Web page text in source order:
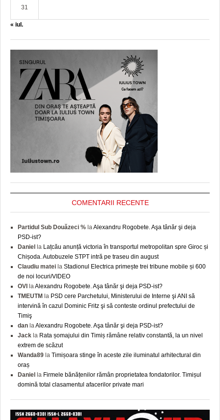
31
« iul.
COMENTARII RECENTE
Partidul Sub Douăzeci % la Alexandru Rogobete. Aşa tânăr şi deja
PSD-ist?
Daniel la Lațcău anunță victoria în transportul metropolitan spre Giroc și
Chișoda. Autobuzele STPT intră pe traseu din august
Claudiu matei la Stadionul Electrica primește trei tribune mobile și 600
de noi locuri/VIDEO
OVI la Alexandru Rogobete. Aşa tânăr şi deja PSD-ist?
TMEUTM la PSD cere Parchetului, Ministerului de Interne şi ANI să
intervină în cazul Dominic Fritz şi să conteste ordinul prefectului de
Timiş
dan la Alexandru Rogobete. Aşa tânăr şi deja PSD-ist?
Jack la Rata șomajului din Timiș rămâne relativ constantă, la un nivel
extrem de scăzut
Wanda89 la Timișoara stinge în aceste zile iluminatul arhitectural din
oraș
Daniel la Firmele bănățenilor rămân proprietatea fondatorilor. Timișul
domină total clasamentul afacerilor private mari